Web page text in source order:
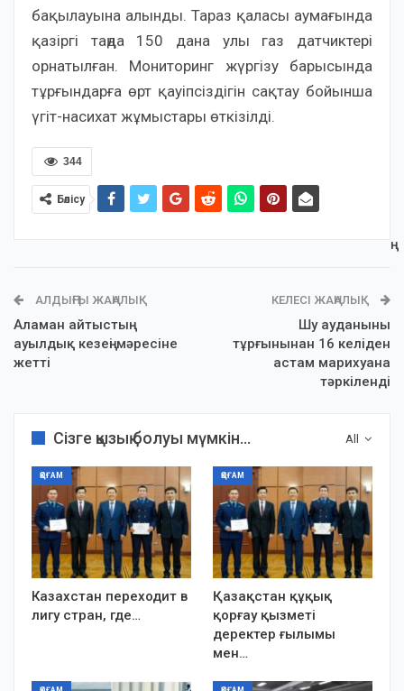
бақылауына алынды. Тараз қаласы аумағында
қазіргі таңда 150 дана улы газ датчиктері
орнатылған. Мониторинг жүргізу барысында
тұрғындарға өрт қауіпсіздігін сақтау бойынша
үгіт-насихат жұмыстары өткізілді.
344
Бөлісу
АЛДЫҢҒЫ ЖАҢАЛЫҚ
Аламан айтыстың
ауылдық кезеңі мәресіне
жетті
КЕЛЕСІ ЖАҢАЛЫҚ
Шу ауданының
тұрғынынан 16 келіден
астам марихуана
тәркіленді
All
Сізге қызық болуы мүмкін...
ҚОҒАМ
Казахстан переходит в
лигу стран, где…
ҚОҒАМ
Қазақстан құқық
қорғау қызметі
деректер ғылымы
мен…